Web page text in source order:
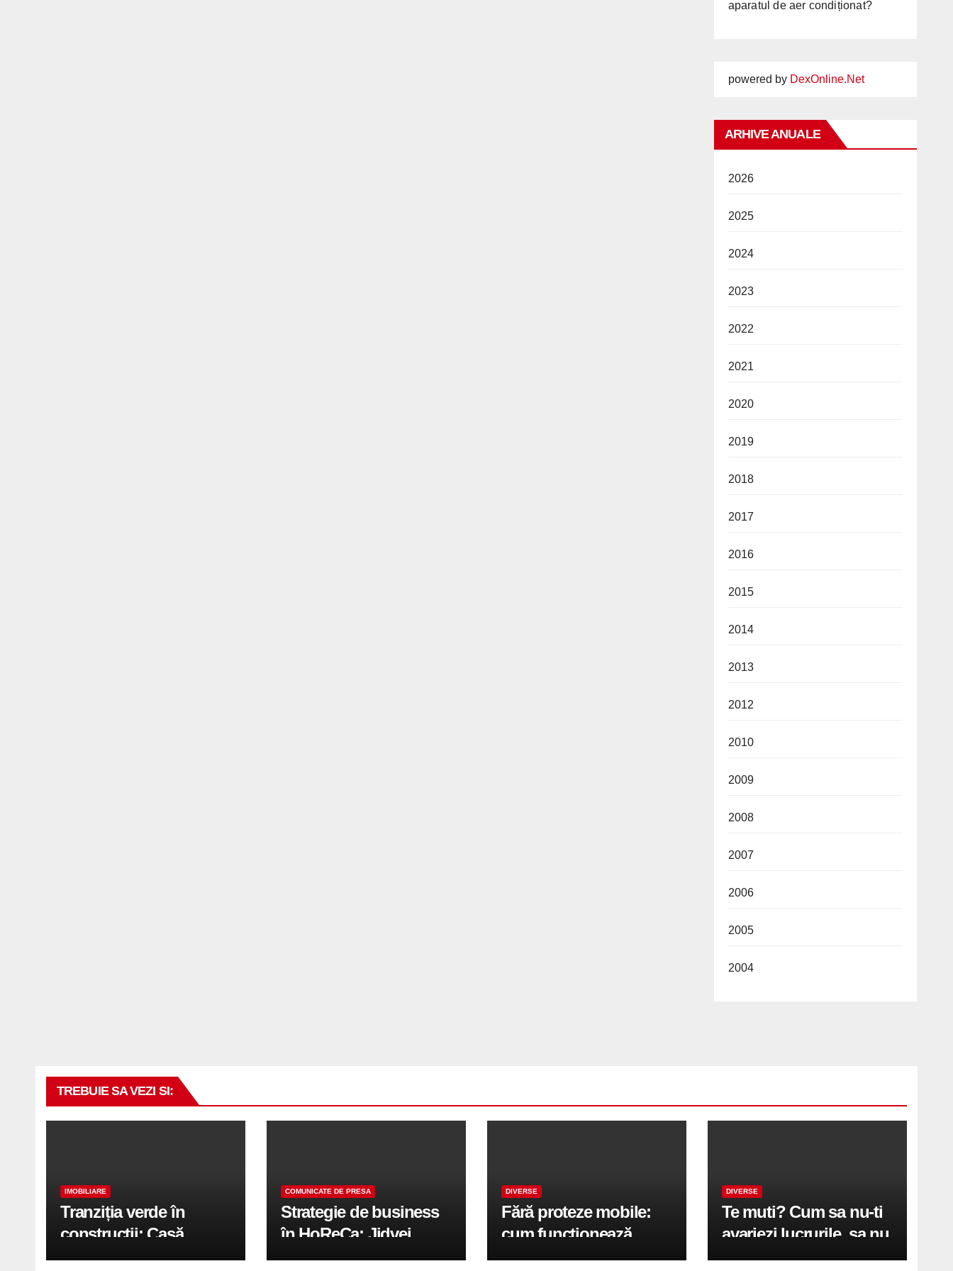
aparatul de aer condiționat?
powered by DexOnline.Net
ARHIVE ANUALE
2026
2025
2024
2023
2022
2021
2020
2019
2018
2017
2016
2015
2014
2013
2012
2010
2009
2008
2007
2006
2005
2004
TREBUIE SA VEZI SI:
IMOBILIARE
Tranziția verde în
construcții: Casă
modernă cu structură
COMUNICATE DE PRESA
Strategie de business
în HoReCa: Jidvei
transformă terasele în
DIVERSE
Fără proteze mobile:
cum funcționează
reabilitarea completă
DIVERSE
Te muti? Cum sa nu-ti
avariezi lucrurile, sa nu
zgarii podeaua sau sa